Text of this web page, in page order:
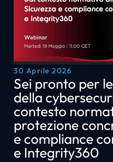
30 Aprile 2026
Sei pronto per
della
contesto
protezione
e compliance
e Integrity360